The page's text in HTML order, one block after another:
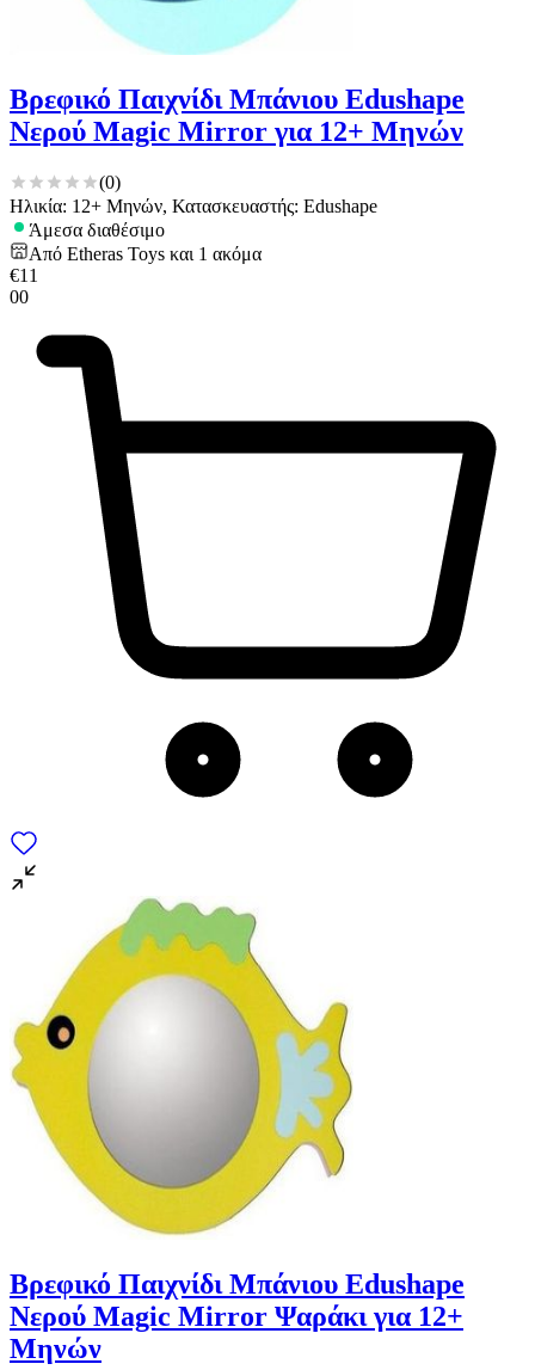
Βρεφικό Παιχνίδι Μπάνιου Edushape
Νερού Magic Mirror για 12+ Μηνών
(0)
Ηλικία: 12+ Μηνών, Κατασκευαστής: Edushape
Άμεσα διαθέσιμο
Από Etheras Toys και 1 ακόμα
€11
00
Βρεφικό Παιχνίδι Μπάνιου Edushape
Νερού Magic Mirror Ψαράκι για 12+
Μηνών